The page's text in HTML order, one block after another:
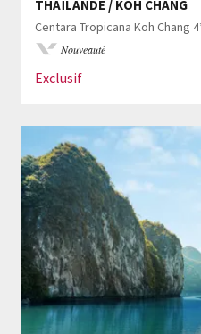
THAÏLANDE / KOH CHANG
Centara Tropicana Koh Chang
Nouveauté
Exclusif